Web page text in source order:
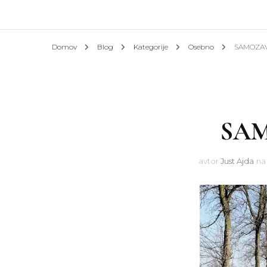
Hotel
Domov Blog Kategorije Osebno
avtor Just Ajda na